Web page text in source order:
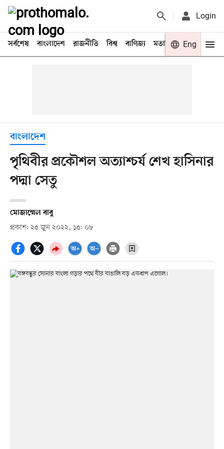
Login
সর্বশেষ বাংলাদেশ রাজনীতি বিশ্ব বাণিজ্য মতামত খেলা
Eng
বাংলাদেশ
পৃথিবীর প্রকৌশল অত্যাশ্চর্য শেখ হাসিনার
পদ্মা সেতু
মোজাম্মেল বাবু
প্রকাশ: ২৫ জুন ২০২২, ১৫: ০৮